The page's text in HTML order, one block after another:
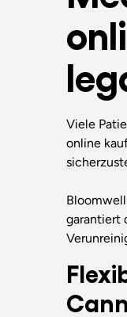
Viele
online
garantiert